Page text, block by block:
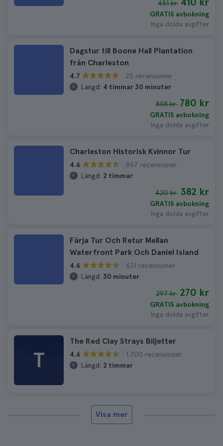
451 kr
GRATIS avbokning
Inga dolda avgifter
Dagstur till Boone Hall Plantation
från Charleston
4.7
25 recensioner
Längd: 4 timmar 30 minuter
858 kr 780 kr
GRATIS avbokning
Inga dolda avgifter
Charleston Historisk Kvinnor Tur
4.6
867 recensioner
Längd: 2 timmar
420 kr 382 kr
GRATIS avbokning
Inga dolda avgifter
Färja Tur Och Retur Mellan
Waterfront Park Och Daniel Island
4.6
631 recensioner
Längd: 30 minuter
297 kr 270 kr
GRATIS avbokning
Inga dolda avgifter
T
The Red Clay Strays Biljetter
4.6
1.700 recensioner
Längd: 2 timmar
Visa mer